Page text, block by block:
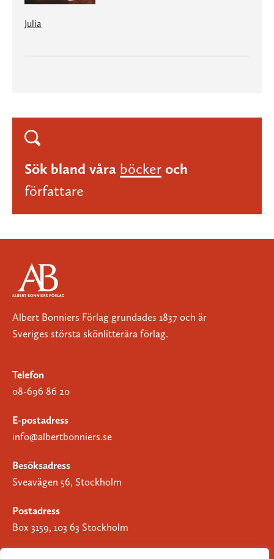
Julia
Sök bland våra böcker och
författare
Albert Bonniers Förlag grundades 1837 och är
Sveriges största skönlitterära förlag.
Telefon
08-696 86 20
E-postadress
info@albertbonniers.se
Besöksadress
Sveavägen 56, Stockholm
Postadress
Box 3159, 103 63 Stockholm